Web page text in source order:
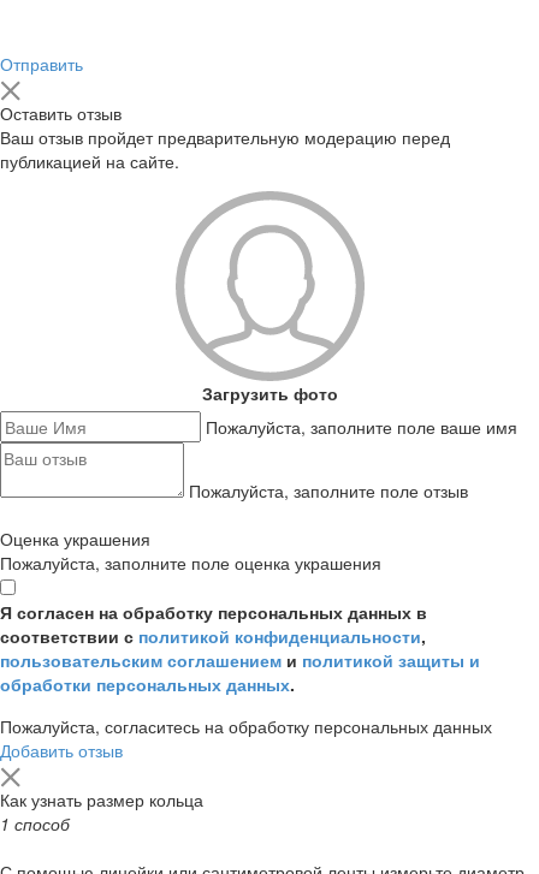
Отправить
Оставить отзыв
Ваш отзыв пройдет предварительную модерацию перед
публикацией на сайте.
Загрузить фото
Пожалуйста, заполните поле ваше имя
Пожалуйста, заполните поле отзыв
Оценка украшения
Пожалуйста, заполните поле оценка украшения
Я согласен на обработку персональных данных в
соответствии с политикой конфиденциальности,
пользовательским соглашением и политикой защиты и
обработки персональных данных.
Пожалуйста, согласитесь на обработку персональных данных
Добавить отзыв
Как узнать размер кольца
1 способ